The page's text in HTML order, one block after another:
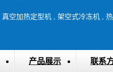
真空加热定型机 , 架空式冷冻机 ,
产品展示 联系